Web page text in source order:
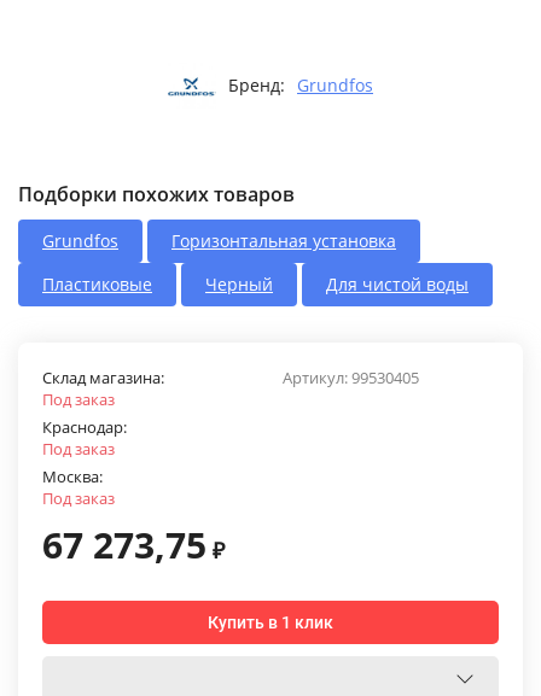
Бренд: Grundfos
Подборки похожих товаров
Grundfos
Горизонтальная установка
Пластиковые
Черный Для чистой воды
Артикул:99530405
Склад магазина:
Под заказ
Краснодар:
Под заказ
Москва:
Под заказ
67 273,75 ₽
Купить в 1 клик